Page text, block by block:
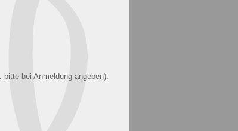
bei Anmeldung angeben):